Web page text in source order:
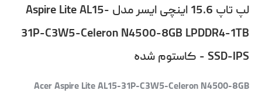
لپ تاپ 15.6 اینچی ایسر مدل Aspire Lite AL15-
31P-C3W5-Celeron N4500-8GB LPDDR4-1TB
SSD-IPS - کاستوم شده
Acer Aspire Lite AL15-31P-C3W5-Celeron N4500-8GB